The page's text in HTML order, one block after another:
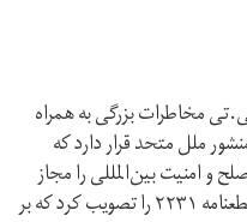
مخاطرات بزرگی به همراه
ملل متحد قرار دارد که
و امنیت بین‌المللی را مجاز
می‌داند. با توافق برجام،‌ شورای امنیت قطعنامه ۲۲۳۱ را تصویب کرد که بر